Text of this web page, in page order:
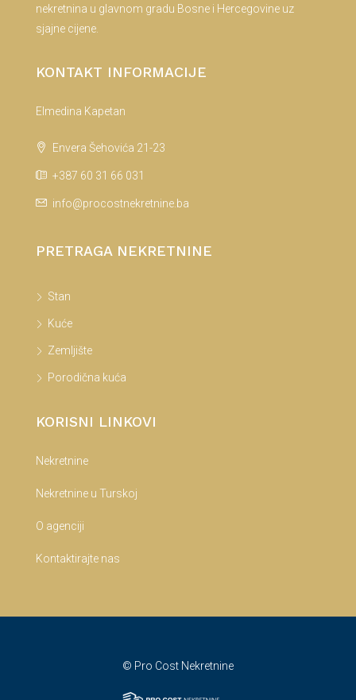
nekretnina u glavnom gradu Bosne i Hercegovine uz
sjajne cijene.
KONTAKT INFORMACIJE
Elmedina Kapetan
Envera Šehovića 21-23
+387 60 31 66 031
info@procostnekretnine.ba
PRETRAGA NEKRETNINE
Stan
Kuće
Zemljište
Porodična kuća
KORISNI LINKOVI
Nekretnine
Nekretnine u Turskoj
O agenciji
Kontaktirajte nas
© Pro Cost Nekretnine